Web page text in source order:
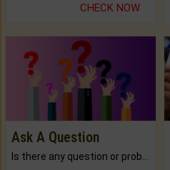
CHECK NOW
Ask A Question
Is there any question or problem lingering.